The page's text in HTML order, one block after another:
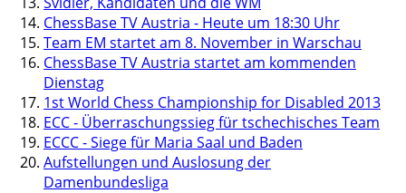
ChessBase TV Austria - Heute um 18:30 Uhr
Team EM startet am 8. November in Warschau
ChessBase TV Austria startet am kommenden
Dienstag
1st World Chess Championship for Disabled 2013
ECC - Überraschungssieg für tschechisches Team
ECCC - Siege für Maria Saal und Baden
Aufstellungen und Auslosung der
Damenbundesliga